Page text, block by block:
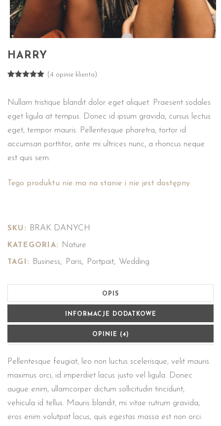
HARRY
na
podstawie
klientów
(4 opinie klienta)
Nullam tristique blandit dolor eget aliquet. Praesent sodales
eget ligula at tempus. Donec id ipsum gravida, cursus lectus
eget, tempor mauris. Pellentesque pharetra, tortor id
accumsan porttitor, ante mi ultrices nunc, a rhoncus neque
est quis sem.
Tego produktu nie ma na stanie i nie jest dostępny.
SKU: BRAK DANYCH
KATEGORIA: Nature
TAGI: Business, Paris, Portpait, Wedding
OPIS
INFORMACJE DODATKOWE
OPINIE (4)
Pellentesque feugiat, leo non luctus scelerisque, velit mauris
maximus orci, id imperdiet lacus justo vel ligula. Donec
augue enim, ullamcorper dictum sollicitudin tincidunt,
vehicula id tellus. Mauris blandit, mi vitae rutrum gravida,
eros enim volutpat lacus, quis egestas massa est non orci.